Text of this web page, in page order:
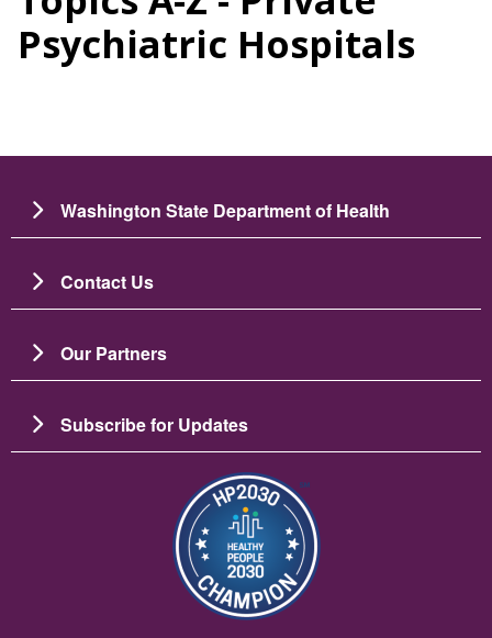
Psychiatric Hospitals
Washington State Department of Health
Contact Us
Our Partners
Subscribe for Updates
画像